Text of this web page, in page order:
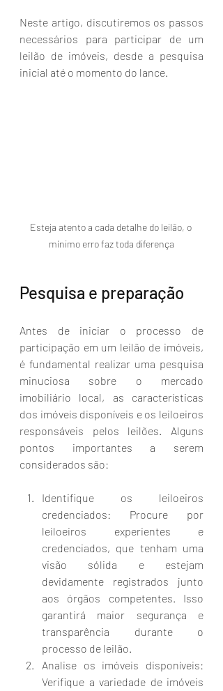
Neste artigo, discutiremos os passos
necessários para participar de um
leilão de imóveis, desde a pesquisa
inicial até o momento do lance.
Esteja atento a cada detalhe do leilão, o
mínimo erro faz toda diferença
Pesquisa e preparação
Antes de iniciar o processo de
participação em um leilão de imóveis,
é fundamental realizar uma pesquisa
minuciosa sobre o mercado
imobiliário local, as características
dos imóveis disponíveis e os leiloeiros
responsáveis ​​pelos leilões. Alguns
pontos importantes a serem
considerados são:
Identifique os leiloeiros
credenciados: Procure por
leiloeiros experientes e
credenciados, que tenham uma
visão sólida e estejam
devidamente registrados junto
aos órgãos competentes. Isso
garantirá maior segurança e
transparência durante o
processo de leilão.
Analise os imóveis disponíveis:
Verifique a variedade de imóveis